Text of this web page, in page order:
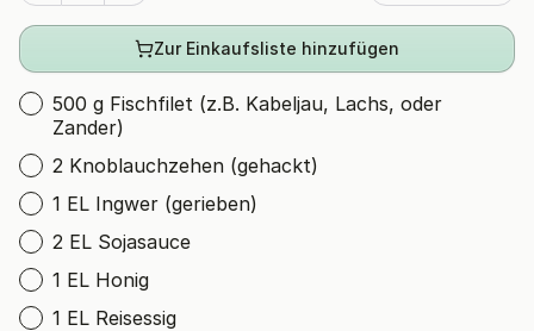
Zur Einkaufsliste hinzufügen
500 g Fischfilet (z.B. Kabeljau, Lachs, oder
Zander)
2 Knoblauchzehen (gehackt)
1 EL Ingwer (gerieben)
2 EL Sojasauce
1 EL Honig
1 EL Reisessig